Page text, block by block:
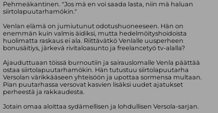
Pehmeäkantinen. "Jos mä en voi saada lasta, niin mä haluan
siirtolapuutarhamökin."
Venlan elämä on jumiutunut odotushuoneeseen. Hän on
enemmän kuin valmis äidiksi, mutta hedelmöityshoidoista
huolimatta raskaus ei ala. Riittävätkö Venlalle uusperheen
bonusäitiys, järkevä rivitaloasunto ja freelancetyö tv-alalla?
Ajauduttuaan töissä burnoutiin ja sairauslomalle Venla päättää
ostaa siirtolapuutarhamökin. Hän tutustuu siirtolapuutarha
Versolan värikkääseen yhteisöön ja upottaa sormensa multaan.
Pian puutarhassa versovat kasvien lisäksi uudet ajatukset
perheestä ja rakkaudesta.
Jotain omaa aloittaa sydämellisen ja lohdullisen Versola-sarjan.